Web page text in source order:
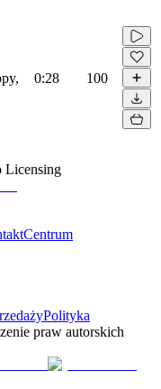
0:28 100
Licensing
Centrum
Polityka
praw autorskich